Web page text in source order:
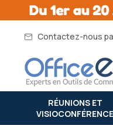
Contactez-nous
RÉUNIONS ET
VISIOCONFÉRENCE